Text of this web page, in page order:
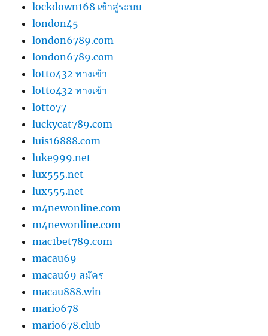
lockdown168 เข้าสู่ระบบ
london45
london6789.com
london6789.com
lotto432 ทางเข้า
lotto432 ทางเข้า
lotto77
luckycat789.com
luis16888.com
luke999.net
lux555.net
lux555.net
m4newonline.com
m4newonline.com
mac1bet789.com
macau69
macau69 สมัคร
macau888.win
mario678
mario678.club